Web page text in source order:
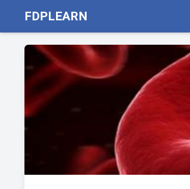
FDPLEARN